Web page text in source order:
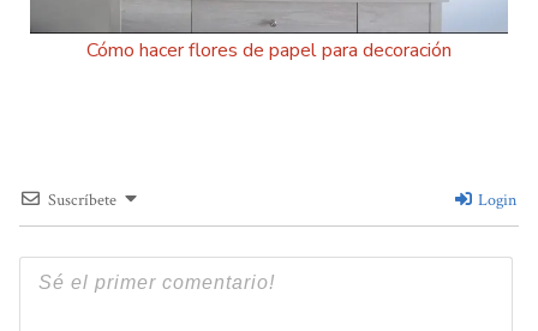
Cómo hacer flores de papel para decoración
Suscríbete Login